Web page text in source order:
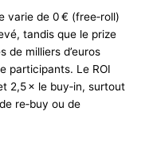
varie de 0 € (free‑roll)
tandis que le prize
de milliers d’euros
participants. Le ROI
2,5 × le buy‑in, surtout
re‑buy ou de